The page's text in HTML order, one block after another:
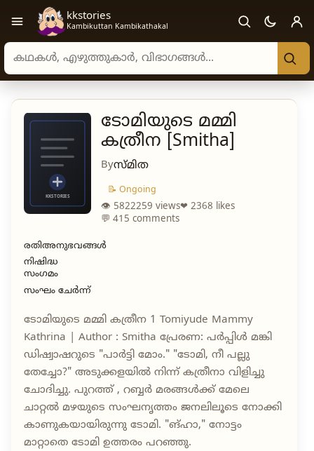
Open navigation menu
kkstories
Kambikuttan Kambikathakal
Search stories, authors, and categories
ടോമിയുടെ മമ്മി
കത്രീന [Smitha]
Byസ്മിത
📝 Ongoing
👁 5822259 views❤ 2368 likes
💬 415 comments
രതിഅനുഭവങ്ങൾ
നിഷിദ്ധ
സംഗമം
സംഘം ചേർന്ന്
ടോമിയുടെ മമ്മി കത്രീന 1 Tomiyude Mammy
Kathrina | Author : Smitha പ്രേരണ: പർപ്പിൾ മങ്കി
ഡിഷ്വാഷറുടെ "പാർട്ടി മോം." "ടോമി, നീ പല്ലു
തേച്ചോ?" അടുക്കളയിൽ നിന്ന് കത്രീനാ വിളിച്ചു
ചോദിച്ചു. പുറത്ത് , റബ്ബർ മരങ്ങൾക്ക് മേലെ
ചാറ്റൽ മഴയുടെ സംഘനൃത്തം ജനലിലൂടെ നോക്കി
കാണുകയായിരുന്നു ടോമി. "ങ്ഹാ," നോട്ടം
മാറ്റാതെ ടോമി ഉത്തരം പറഞ്ഞു.